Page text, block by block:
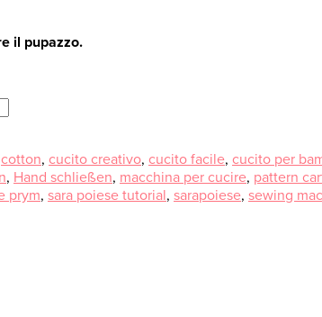
il pupazzo.
cotton, cucito creativo, cucito facile, cucito per
, Hand schließen, macchina per cucire, pattern
prym, sara poiese tutorial, sarapoiese, sewing